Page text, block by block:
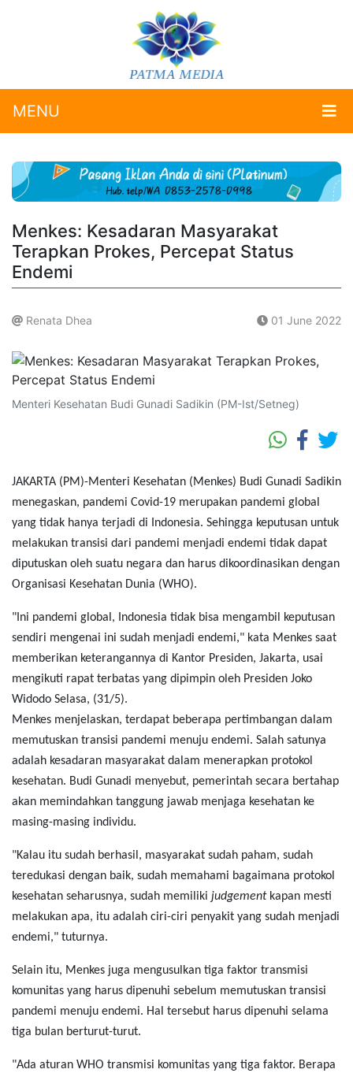
MENU
Menkes: Kesadaran Masyarakat
Terapkan Prokes, Percepat Status
Endemi
Renata Dhea 01 June 2022
Menteri Kesehatan Budi Gunadi Sadikin (PM-Ist/Setneg)
JAKARTA (PM)-Menteri Kesehatan (Menkes) Budi Gunadi Sadikin
menegaskan, pandemi Covid-19 merupakan pandemi global
yang tidak hanya terjadi di Indonesia. Sehingga keputusan untuk
melakukan transisi dari pandemi menjadi endemi tidak dapat
diputuskan oleh suatu negara dan harus dikoordinasikan dengan
Organisasi Kesehatan Dunia (WHO).
"Ini pandemi global, Indonesia tidak bisa mengambil keputusan
sendiri mengenai ini sudah menjadi endemi," kata Menkes saat
memberikan keterangannya di Kantor Presiden, Jakarta, usai
mengikuti rapat terbatas yang dipimpin oleh Presiden Joko
Widodo Selasa,‎ (31/5).
Menkes menjelaskan, terdapat beberapa pertimbangan dalam
memutuskan transisi pandemi menuju endemi. Salah satunya
adalah kesadaran masyarakat dalam menerapkan protokol
kesehatan. Budi Gunadi menyebut, pemerintah secara bertahap
akan memindahkan tanggung jawab menjaga kesehatan ke
masing-masing individu.
"Kalau itu sudah berhasil, masyarakat sudah paham, sudah
teredukasi dengan baik, sudah memahami bagaimana protokol
kesehatan seharusnya, sudah memiliki judgement kapan mesti
melakukan apa, itu adalah ciri-ciri penyakit yang sudah menjadi
endemi," tuturnya.
Selain itu, Menkes juga mengusulkan tiga faktor transmisi
komunitas yang harus dipenuhi sebelum memutuskan transisi
pandemi menuju endemi. Hal tersebut harus dipenuhi selama
tiga bulan berturut-turut.
"Ada aturan WHO transmisi komunitas yang tiga faktor. Berapa